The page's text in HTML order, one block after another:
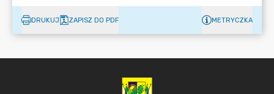
DRUKUJ ZAPISZ DO PDF METRYCZKA